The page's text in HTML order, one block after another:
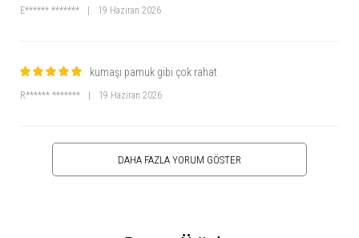
E****** ******* 19 Haziran 2026
kumaşı pamuk gibi çok rahat
R****** ******* 19 Haziran 2026
DAHA FAZLA YORUM GÖSTER